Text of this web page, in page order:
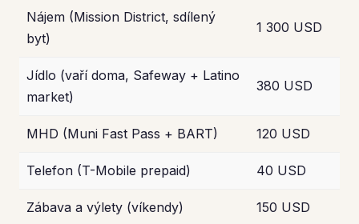
Nájem (Mission District, sdílený
byt)
1 300 USD
Jídlo (vaří doma, Safeway + Latino
market)
380 USD
MHD (Muni Fast Pass + BART) 120 USD
Telefon (T-Mobile prepaid) 40 USD
Zábava a výlety (víkendy) 150 USD